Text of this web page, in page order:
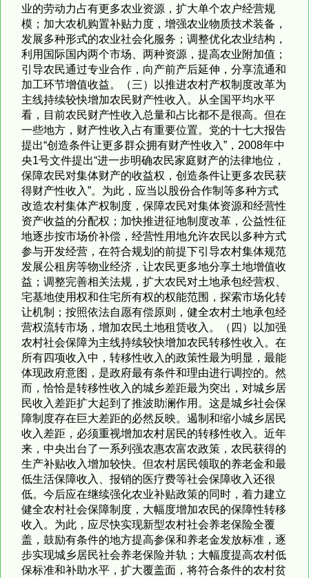
业的劳动力占有更多农业资源，扩大单个农户经营规
模；加大农机购置补贴力度，增强农业物质技术装备，
发展多种形式的农业社会化服务；调整优化农业结构，
利用国际国内两个市场、两种资源，提高农业附加值；
引导农民通过专业合作，向产前产后延伸，分享流通和
加工环节增值收益。（三）以推进农村产权制度改革为
主线持续较快增加农民财产性收入。从全国平均水平
看，目前农民财产性收入总量和占比都不是很高。但在
一些地方，财产性收入占有重要位置。党的十七大报告
提出“创造条件让更多群众拥有财产性收入”，2008年中
央1号文件提出“进一步明确农民家庭财产的法律地位，
保障农民对集体财产的收益权，创造条件让更多农民获
得财产性收入”。为此，应当以股份合作制等多种方式
改造农村集体产权制度，保障农民对集体资源和经营性
资产收益的分配权；加快推进征地制度改革，公益性征
地逐步按市场价补偿，经营性用地允许农民以多种方式
参与开发经营，在符合规划的前提下引导农村集体规范
发展公租房等物业经济，让农民更多地分享土地增值收
益；调整完善相关法规，扩大农民对土地承包经营权、
宅基地使用权和住宅所有权的权能范围，探索市场化转
让机制；按照依法自愿有偿原则，健全农村土地承包经
营权流转市场，增加农民土地租赁收入。（四）以加强
农村社会保障为主线持续较快增加农民转移性收入。在
所有四项收入中，转移性收入的政策性最为明显，最能
体现政府意图，是政府最有条件和理由进行调控的。然
而，恰恰是转移性收入的城乡差距最为突出，对城乡居
民收入差距扩大起到了推波助澜作用。这是城乡社会保
障制度存在巨大差距的必然反映。遏制和缩小城乡居民
收入差距，必须重视增加农村居民的转移性收入。近年
来，中央出台了一系列强农惠农富农政策，农民获得的
生产补贴收入增加较快。但农村居民领取的养老金和最
低生活保障收入、报销的医疗费等社会保障收入还很
低。今后应在继续强化农业补贴政策的同时，着力建立
健全农村社会保障制度，大幅度增加农民的保障性转移
收入。为此，应尽快实现新型农村社会养老保险全覆
盖，鼓励有条件的地方提高参保和养老金发放标准，逐
步实现城乡居民社会养老保险并轨；大幅度提高农村低
保标准和补助水平，扩大覆盖面，将符合条件的农村贫